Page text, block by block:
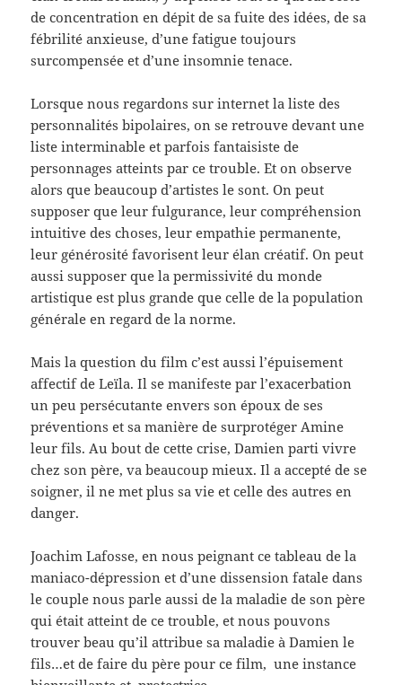
de concentration en dépit de sa fuite des idées, de sa
fébrilité anxieuse, d’une fatigue toujours
surcompensée et d’une insomnie tenace.
Lorsque nous regardons sur internet la liste des
personnalités bipolaires, on se retrouve devant une
liste interminable et parfois fantaisiste de
personnages atteints par ce trouble. Et on observe
alors que beaucoup d’artistes le sont. On peut
supposer que leur fulgurance, leur compréhension
intuitive des choses, leur empathie permanente,
leur générosité favorisent leur élan créatif. On peut
aussi supposer que la permissivité du monde
artistique est plus grande que celle de la population
générale en regard de la norme.
Mais la question du film c’est aussi l’épuisement
affectif de Leïla. Il se manifeste par l’exacerbation
un peu persécutante envers son époux de ses
préventions et sa manière de surprotéger Amine
leur fils. Au bout de cette crise, Damien parti vivre
chez son père, va beaucoup mieux. Il a accepté de se
soigner, il ne met plus sa vie et celle des autres en
danger.
Joachim Lafosse, en nous peignant ce tableau de la
maniaco-dépression et d’une dissension fatale dans
le couple nous parle aussi de la maladie de son père
qui était atteint de ce trouble, et nous pouvons
trouver beau qu’il attribue sa maladie à Damien le
fils…et de faire du père pour ce film, une instance